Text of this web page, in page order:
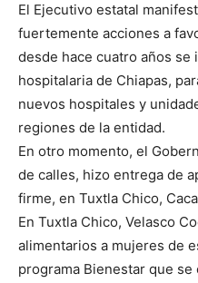
El Ejecutivo estatal
fuertemente acciones a
desde hace cuatro años
hospitalaria de Chiapas,
nuevos hospitales y
regiones de la entidad.
En otro momento, el
de calles, hizo entrega de
firme, en Tuxtla Chico,
En Tuxtla Chico, Velasco
alimentarios a mujeres de
programa Bienestar que